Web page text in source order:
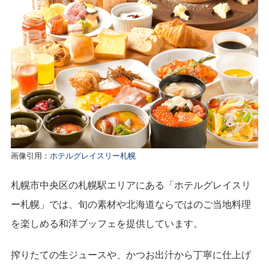
画像引用： ホテルグレイスリー札幌
札幌市中央区の札幌駅エリアにある「ホテルグレイスリ
ー札幌」では、旬の素材や北海道ならではのご当地料理
を楽しめる和洋ブッフェを提供しています。
搾りたての生ジュースや、かつお出汁から丁寧に仕上げ